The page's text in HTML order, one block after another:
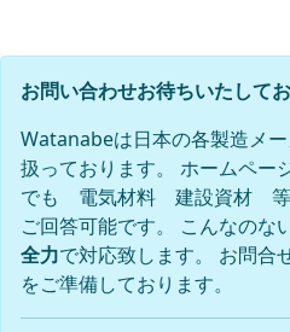
お問い合わせお待ちいたして
Watanabeは日本の各製造メ
扱っております。 ホームペー
でも 電気材料 建設資材 等
ご回答可能です。 こんなのな
全力で対応致します。 お問合
をご準備しております。